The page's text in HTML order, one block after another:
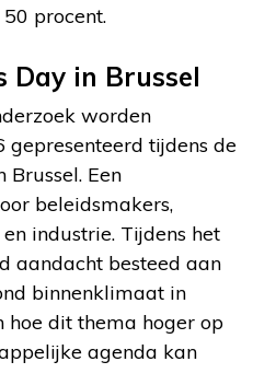
procent.
Day in Brussel
worden
tijdens de
Een
beleidsmakers,
industrie. Tijdens het
aandacht besteed aan
binnenklimaat in
hoe dit thema hoger op
agenda kan